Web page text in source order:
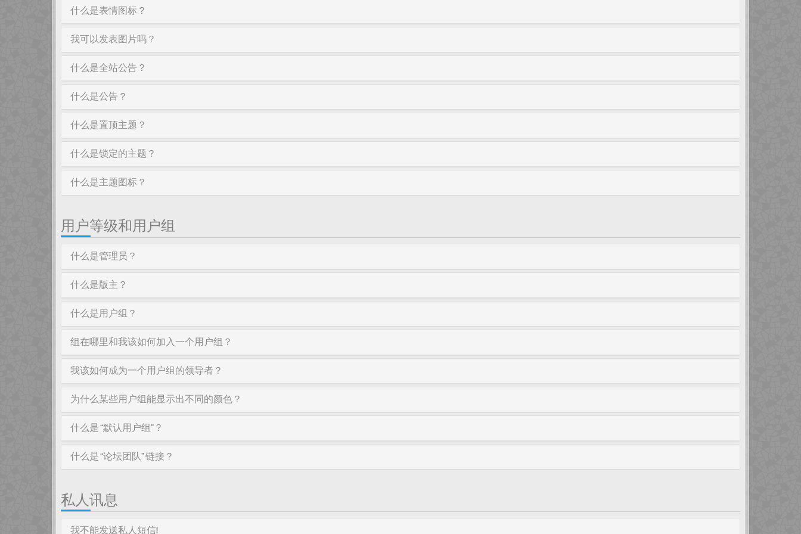
什么是表情图标？
我可以发表图片吗？
什么是全站公告？
什么是公告？
什么是置顶主题？
什么是锁定的主题？
什么是主题图标？
用户等级和用户组
什么是管理员？
什么是版主？
什么是用户组？
组在哪里和我该如何加入一个用户组？
我该如何成为一个用户组的领导者？
为什么某些用户组能显示出不同的颜色？
什么是 “默认用户组”？
什么是 “论坛团队” 链接？
私人讯息
我不能发送私人短信!